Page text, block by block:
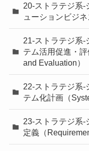
20-ストラテジ系-
ューションビジ
21-ストラテジ系-
テム活用促進・
and Evaluation）
22-ストラテジ系-
テム化計画（
23-ストラテジ系-
定義（